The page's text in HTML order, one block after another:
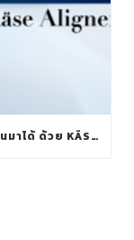
กลับมายิ้มได้อีกครั้ง เพราะดึงฟันเขี้ยวฝังขึ้นมาได้ ด้วย KÄSE ALIGNER